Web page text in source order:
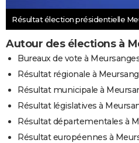
Résultat élection présidentielle
Autour des élections à
Bureaux de vote à
Résultat régionale à
Résultat municipale à
Résultat législatives à
Résultat départementales à
Résultat européennes à